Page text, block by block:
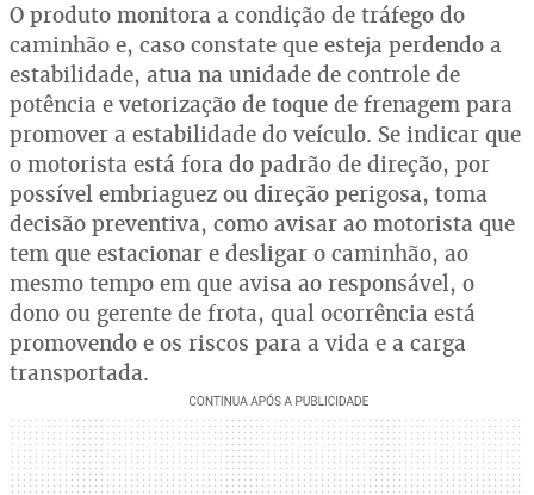
O produto monitora a condição de tráfego do
caminhão e, caso constate que esteja perdendo a
estabilidade, atua na unidade de controle de
potência e vetorização de toque de frenagem para
promover a estabilidade do veículo. Se indicar que
o motorista está fora do padrão de direção, por
possível embriaguez ou direção perigosa, toma
decisão preventiva, como avisar ao motorista que
tem que estacionar e desligar o caminhão, ao
mesmo tempo em que avisa ao responsável, o
dono ou gerente de frota, qual ocorrência está
promovendo e os riscos para a vida e a carga
transportada.